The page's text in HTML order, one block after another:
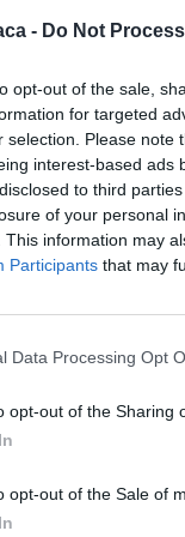
- Do Not
opt-out of the sale,
for targeted
selection. Please note
interest-based ads
to third
of your personal
This information may
Participants that may
Data Processing Opt
opt-out of the Sharing
opt-out of the Sale of
di istruttoria e
richiedenti
si trova in un
e con
tante famiglie
che molti
posizione
Solidale